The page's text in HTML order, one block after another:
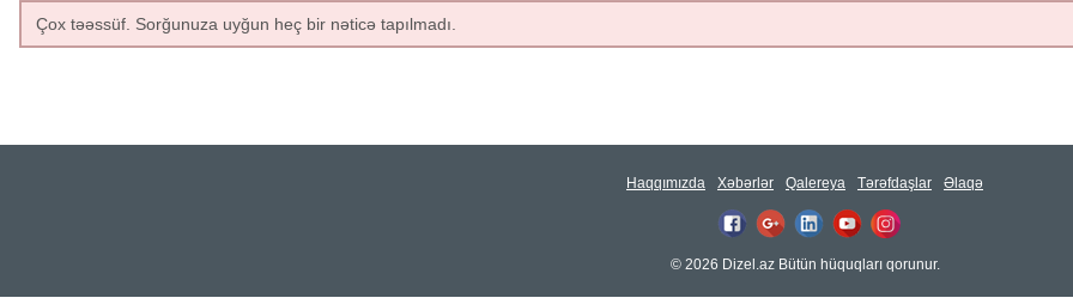
Çox təəssüf. Sorğunuza uyğun heç bir nəticə tapılmadı.
Haqqımızda Xəbərlər Qalereya Tərəfdaşlar Əlaqə
© 2026 Dizel.az Bütün hüquqları qorunur.